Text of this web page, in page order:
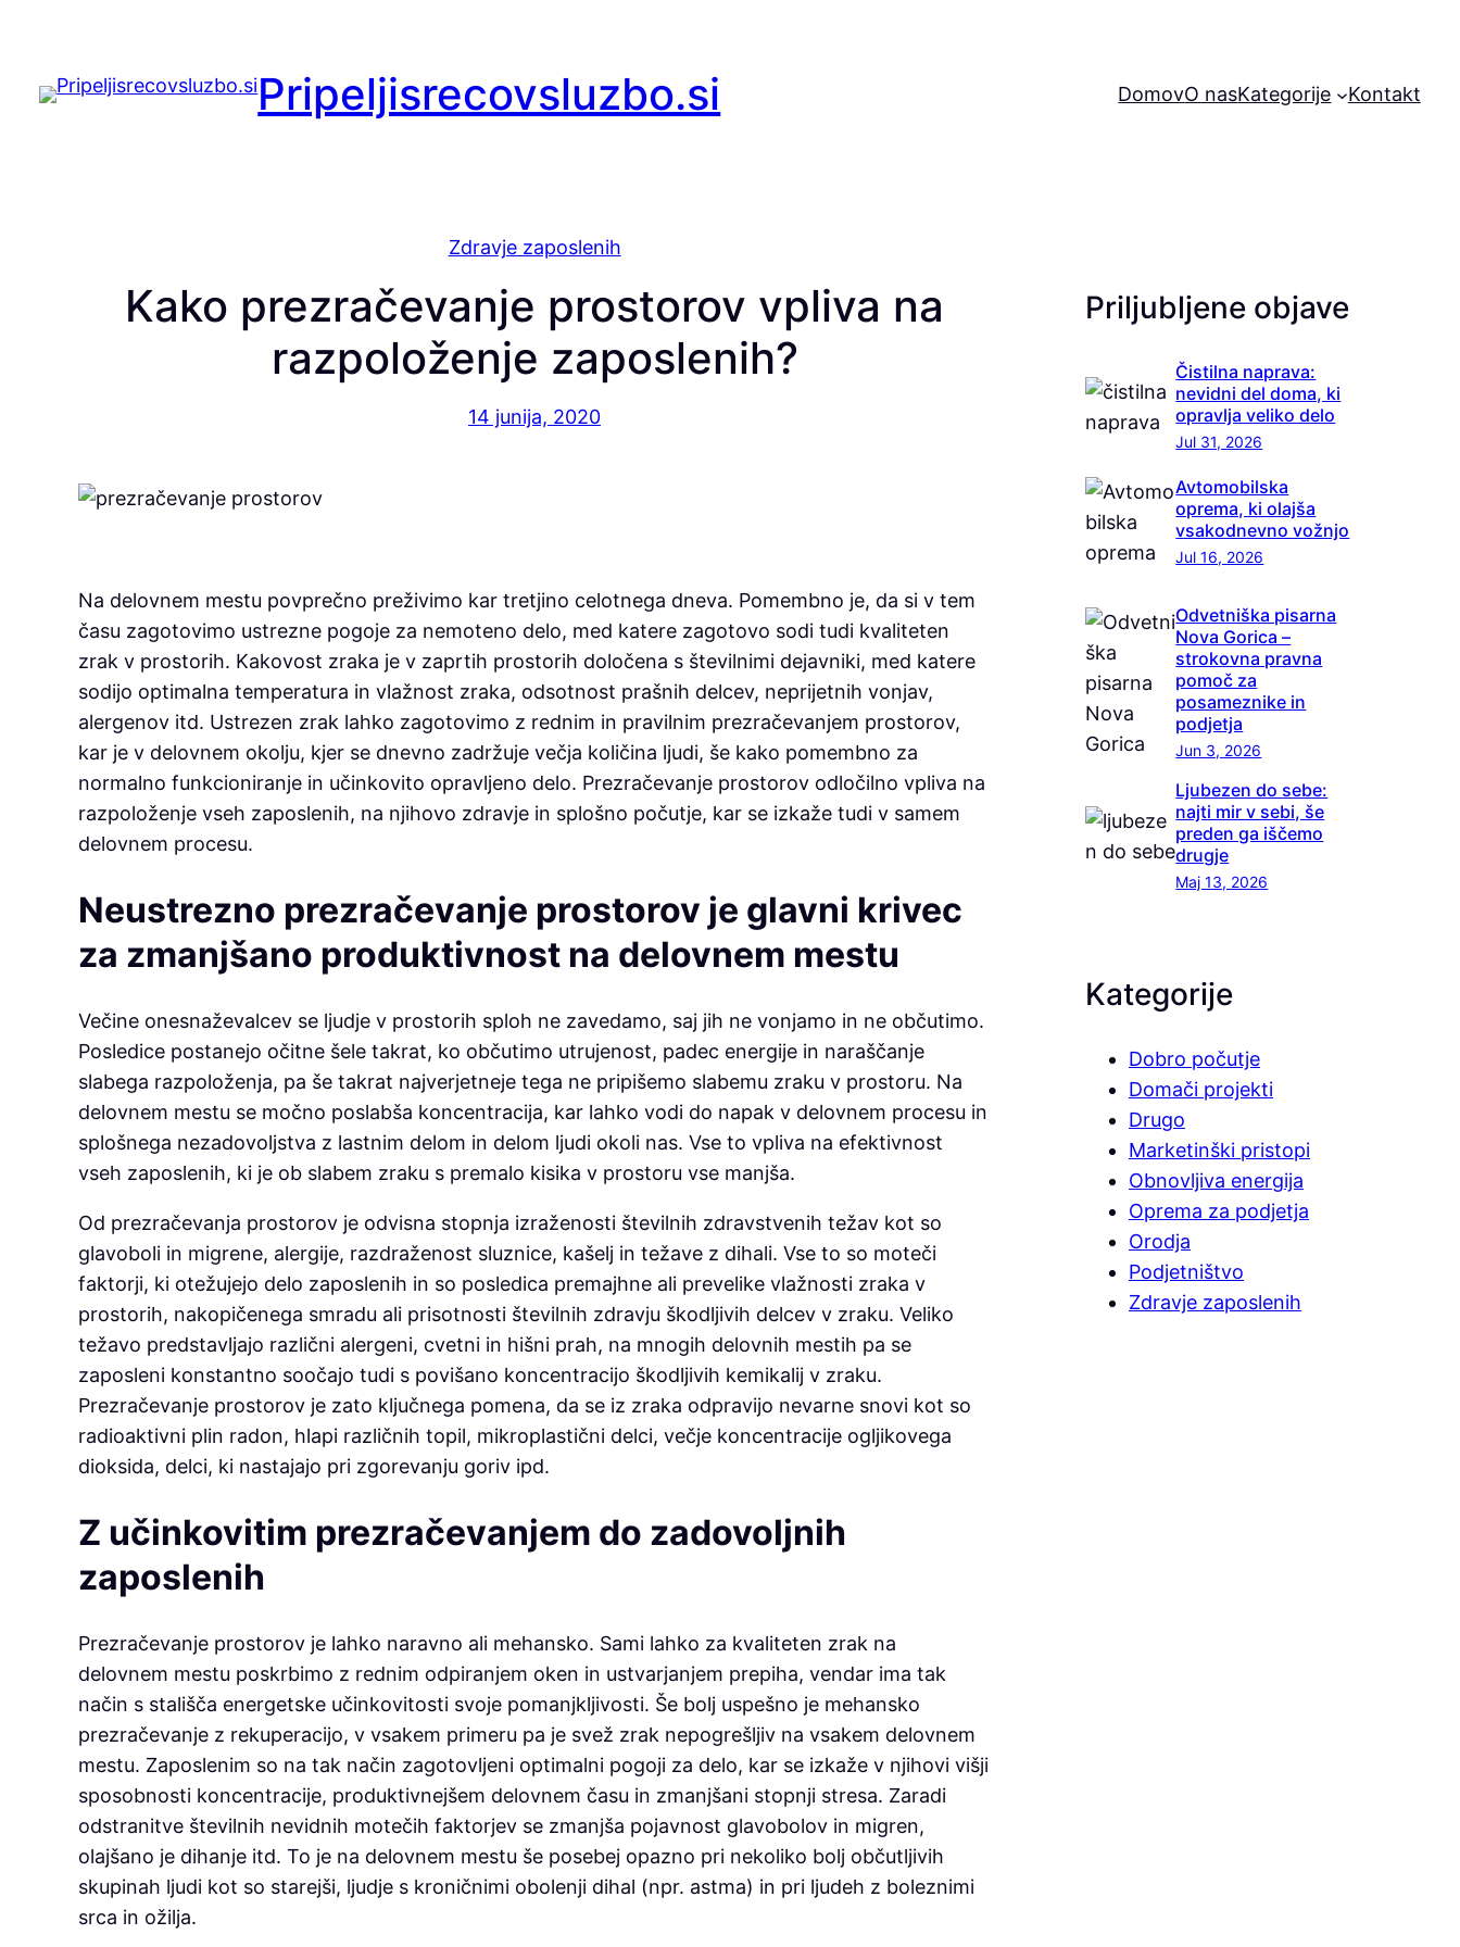
vsebino
Pripeljisrecovsluzbo.si DomovO nasKategorije Kontakt
Zdravje zaposlenih
Kako prezračevanje prostorov vpliva na
razpoloženje zaposlenih?
14 junija, 2020
Na delovnem mestu povprečno preživimo kar tretjino celotnega dneva. Pomembno je, da si v tem
času zagotovimo ustrezne pogoje za nemoteno delo, med katere zagotovo sodi tudi kvaliteten
zrak v prostorih. Kakovost zraka je v zaprtih prostorih določena s številnimi dejavniki, med katere
sodijo optimalna temperatura in vlažnost zraka, odsotnost prašnih delcev, neprijetnih vonjav,
alergenov itd. Ustrezen zrak lahko zagotovimo z rednim in pravilnim prezračevanjem prostorov,
kar je v delovnem okolju, kjer se dnevno zadržuje večja količina ljudi, še kako pomembno za
normalno funkcioniranje in učinkovito opravljeno delo. Prezračevanje prostorov odločilno vpliva na
razpoloženje vseh zaposlenih, na njihovo zdravje in splošno počutje, kar se izkaže tudi v samem
delovnem procesu.
Neustrezno prezračevanje prostorov je glavni krivec
za zmanjšano produktivnost na delovnem mestu
Večine onesnaževalcev se ljudje v prostorih sploh ne zavedamo, saj jih ne vonjamo in ne občutimo.
Posledice postanejo očitne šele takrat, ko občutimo utrujenost, padec energije in naraščanje
slabega razpoloženja, pa še takrat najverjetneje tega ne pripišemo slabemu zraku v prostoru. Na
delovnem mestu se močno poslabša koncentracija, kar lahko vodi do napak v delovnem procesu in
splošnega nezadovoljstva z lastnim delom in delom ljudi okoli nas. Vse to vpliva na efektivnost
vseh zaposlenih, ki je ob slabem zraku s premalo kisika v prostoru vse manjša.
Od prezračevanja prostorov je odvisna stopnja izraženosti številnih zdravstvenih težav kot so
glavoboli in migrene, alergije, razdraženost sluznice, kašelj in težave z dihali. Vse to so moteči
faktorji, ki otežujejo delo zaposlenih in so posledica premajhne ali prevelike vlažnosti zraka v
prostorih, nakopičenega smradu ali prisotnosti številnih zdravju škodljivih delcev v zraku. Veliko
težavo predstavljajo različni alergeni, cvetni in hišni prah, na mnogih delovnih mestih pa se
zaposleni konstantno soočajo tudi s povišano koncentracijo škodljivih kemikalij v zraku.
Prezračevanje prostorov je zato ključnega pomena, da se iz zraka odpravijo nevarne snovi kot so
radioaktivni plin radon, hlapi različnih topil, mikroplastični delci, večje koncentracije ogljikovega
dioksida, delci, ki nastajajo pri zgorevanju goriv ipd.
Z učinkovitim prezračevanjem do zadovoljnih
zaposlenih
Prezračevanje prostorov je lahko naravno ali mehansko. Sami lahko za kvaliteten zrak na
delovnem mestu poskrbimo z rednim odpiranjem oken in ustvarjanjem prepiha, vendar ima tak
način s stališča energetske učinkovitosti svoje pomanjkljivosti. Še bolj uspešno je mehansko
prezračevanje z rekuperacijo, v vsakem primeru pa je svež zrak nepogrešljiv na vsakem delovnem
mestu. Zaposlenim so na tak način zagotovljeni optimalni pogoji za delo, kar se izkaže v njihovi višji
sposobnosti koncentracije, produktivnejšem delovnem času in zmanjšani stopnji stresa. Zaradi
odstranitve številnih nevidnih motečih faktorjev se zmanjša pojavnost glavobolov in migren,
olajšano je dihanje itd. To je na delovnem mestu še posebej opazno pri nekoliko bolj občutljivih
skupinah ljudi kot so starejši, ljudje s kroničnimi obolenji dihal (npr. astma) in pri ljudeh z boleznimi
srca in ožilja.
Priljubljene objave
Čistilna naprava:
nevidni del doma, ki
opravlja veliko delo
Jul 31, 2026
Avtomobilska
oprema, ki olajša
vsakodnevno vožnjo
Jul 16, 2026
Odvetniška pisarna
Nova Gorica –
strokovna pravna
pomoč za
posameznike in
podjetja
Jun 3, 2026
Ljubezen do sebe:
najti mir v sebi, še
preden ga iščemo
drugje
Maj 13, 2026
Kategorije
Dobro počutje
Domači projekti
Drugo
Marketinški pristopi
Obnovljiva energija
Oprema za podjetja
Orodja
Podjetništvo
Zdravje zaposlenih